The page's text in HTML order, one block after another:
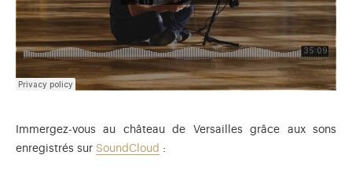
Immergez-vous au château de Versailles grâce aux sons
enregistrés sur SoundCloud :